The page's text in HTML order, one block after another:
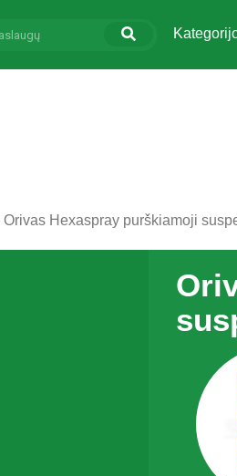
Orivas Hexaspray purškiamoji